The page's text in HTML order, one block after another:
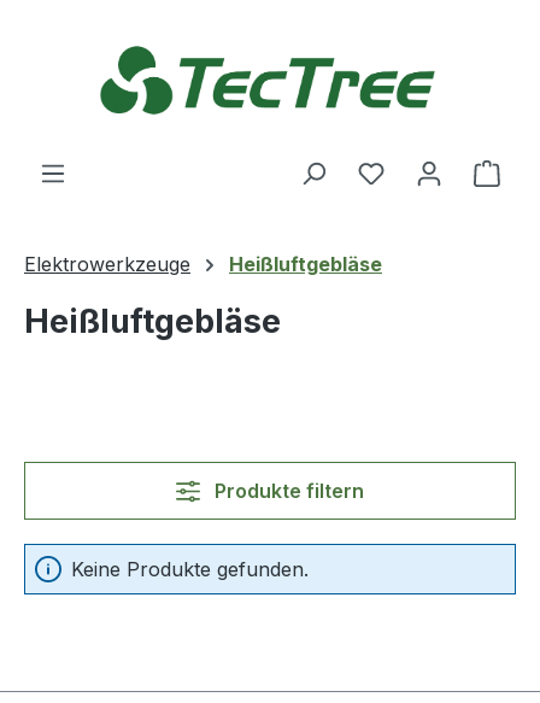
Du hast 0
Elektrowerkzeuge Heißluftgebläse
Heißluftgebläse
Produkte filtern
Keine Produkte gefunden.